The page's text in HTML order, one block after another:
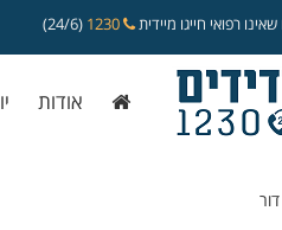
רפואי חייגו מיידית (24/6)
אודות